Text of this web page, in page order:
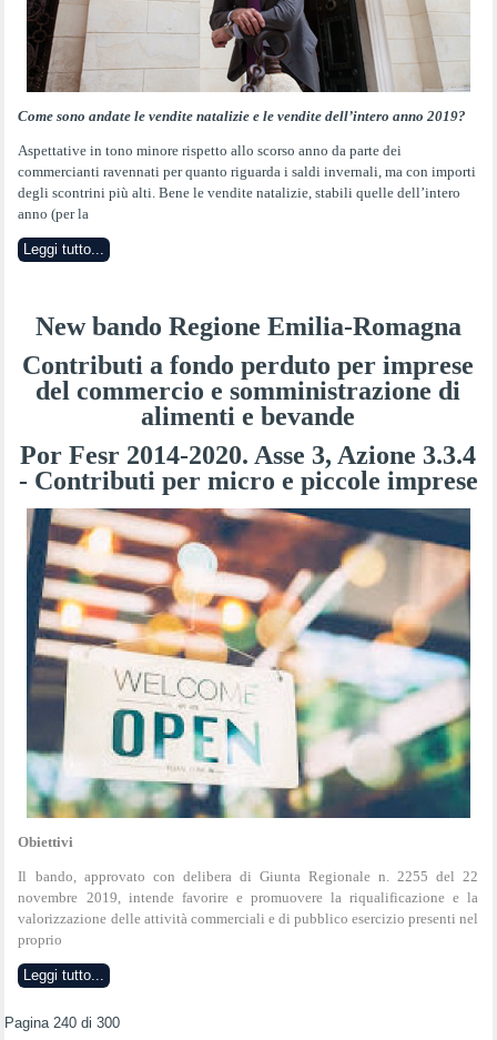
Come sono andate le vendite natalizie e le vendite dell’intero anno 2019?
Aspettative in tono minore rispetto allo scorso anno da parte dei
commercianti ravennati per quanto riguarda i saldi invernali, ma con importi
degli scontrini più alti. Bene le vendite natalizie, stabili quelle dell’intero
anno (per la
Leggi tutto...
New bando Regione Emilia-Romagna
Contributi a fondo perduto per imprese
del commercio e somministrazione di
alimenti e bevande
Por Fesr 2014-2020. Asse 3, Azione 3.3.4
- Contributi per micro e piccole imprese
Obiettivi
Il bando, approvato con delibera di Giunta Regionale n. 2255 del 22
novembre 2019, intende favorire e promuovere la riqualificazione e la
valorizzazione delle attività commerciali e di pubblico esercizio presenti nel
proprio
Leggi tutto...
Pagina 240 di 300